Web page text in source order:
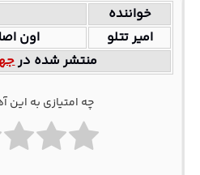
خواننده
امیر تتلو
اون
منتشر شده در
چه امتیازی به